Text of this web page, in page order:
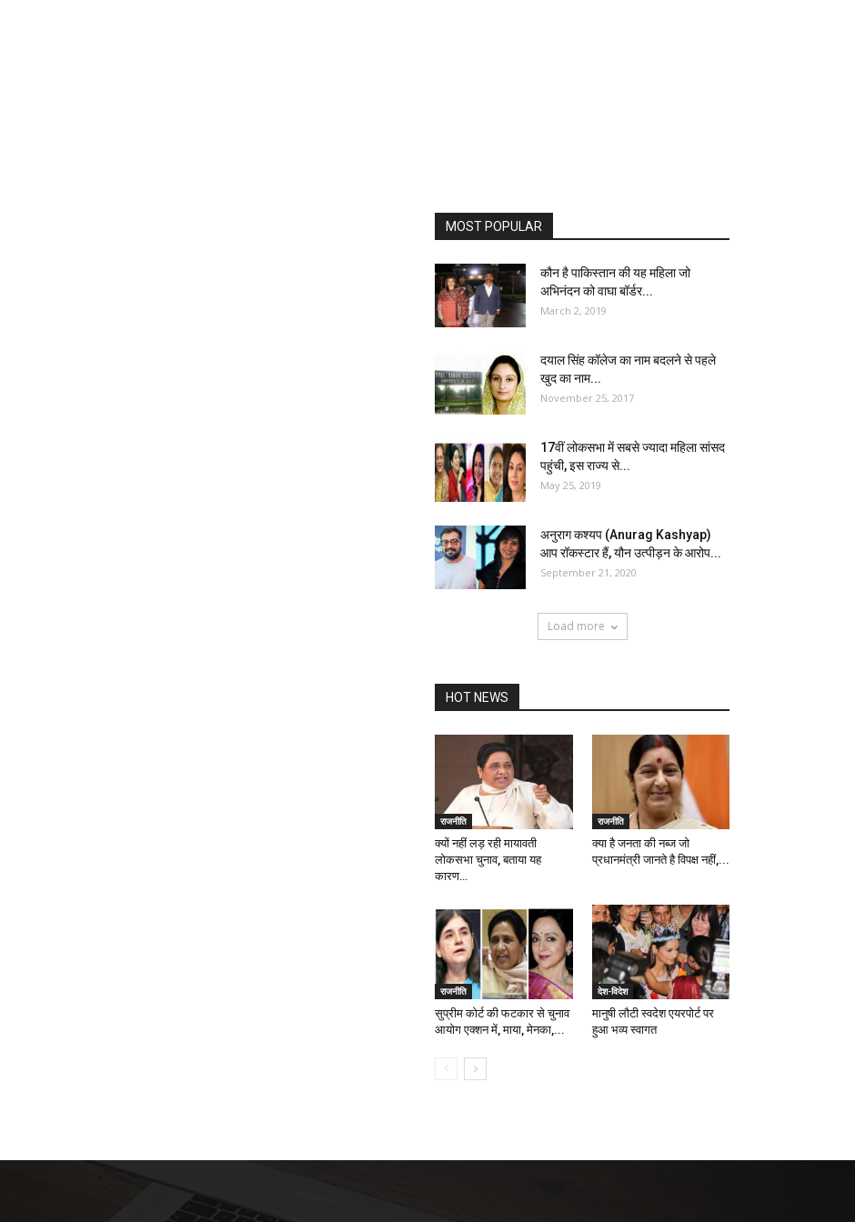
MOST POPULAR
कौन है पाकिस्तान की यह महिला जो
अभिनंदन को वाघा बॉर्डर...
March 2, 2019
दयाल सिंह कॉलेज का नाम बदलने से पहले
खुद का नाम...
November 25, 2017
17वीं लोकसभा में सबसे ज्यादा महिला सांसद
पहुंची, इस राज्य से...
May 25, 2019
अनुराग कश्यप (Anurag Kashyap)
आप रॉकस्टार हैं, यौन उत्पीड़न के आरोप...
September 21, 2020
Load more
HOT NEWS
राजनीति
क्यों नहीं लड़ रही मायावती
लोकसभा चुनाव, बताया यह
कारण…
राजनीति
क्या है जनता की नब्ज जो
प्रधानमंत्री जानते है विपक्ष नहीं,...
राजनीति
सुप्रीम कोर्ट की फटकार से चुनाव
आयोग एक्शन में, माया, मेनका,...
देश-विदेश
मानुषी लौटी स्वदेश एयरपोर्ट पर
हुआ भव्य स्वागत